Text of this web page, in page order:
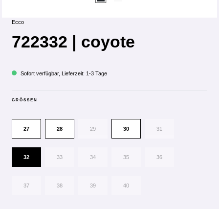
Ecco
722332 | coyote
Sofort verfügbar, Lieferzeit: 1-3 Tage
GRÖSSEN
27 28 29 30 31
32 33 34 35 36
37 38 39 40